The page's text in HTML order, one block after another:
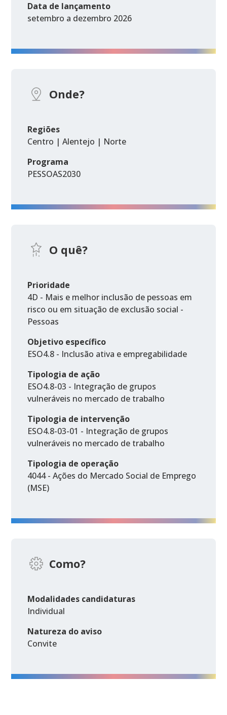
Data de lançamento
setembro a dezembro 2026
Onde?
Regiões
Centro | Alentejo | Norte
Programa
PESSOAS2030
O quê?
Prioridade
4D - Mais e melhor inclusão de pessoas em
risco ou em situação de exclusão social -
Pessoas
Objetivo específico
ESO4.8 - Inclusão ativa e empregabilidade
Tipologia de ação
ESO4.8-03 - Integração de grupos
vulneráveis no mercado de trabalho
Tipologia de intervenção
ESO4.8-03-01 - Integração de grupos
vulneráveis no mercado de trabalho
Tipologia de operação
4044 - Ações do Mercado Social de Emprego
(MSE)
Como?
Modalidades candidaturas
Individual
Natureza do aviso
Convite